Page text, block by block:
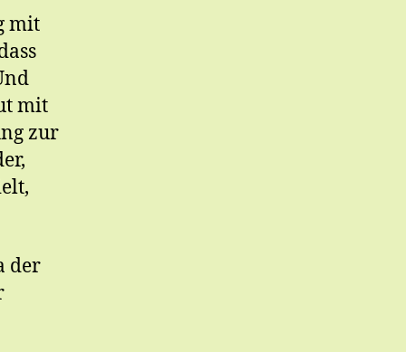
mit
mit
zur
der